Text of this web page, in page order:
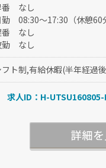
なし
勤
08:30～17:30（休憩60
なし
勤
なし
フト制,有給休暇(半年経過
求人ID：H-UTSU160805-